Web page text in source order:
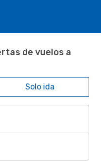
de vuelos a
Solo ida